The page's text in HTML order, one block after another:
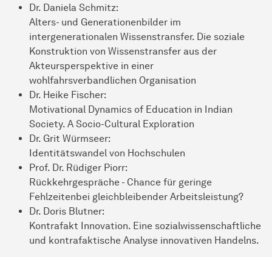
Dr. Daniela Schmitz:
Alters- und Generationenbilder im
intergenerationalen Wissenstransfer. Die soziale
Konstruktion von Wissenstransfer aus der
Akteursperspektive in einer
wohlfahrsverbandlichen Organisation
Dr. Heike Fischer:
Motivational Dynamics of Education in Indian
Society. A Socio-Cultural Exploration
Dr. Grit Würmseer:
Identitätswandel von Hochschulen
Prof. Dr. Rüdiger Piorr:
Rückkehrgespräche - Chance für geringe
Fehlzeitenbei gleichbleibender Arbeitsleistung?
Dr. Doris Blutner:
Kontrafakt Innovation. Eine sozialwissenschaftliche
und kontrafaktische Analyse innovativen Handelns.